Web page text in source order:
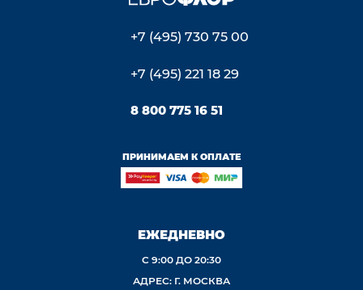
+7 (495) 730 75 00
+7 (495) 221 18 29
8 800 775 16 51
ПРИНИМАЕМ К ОПЛАТЕ
ЕЖЕДНЕВНО
С 9:00 ДО 20:30
АДРЕС: Г. МОСКВА